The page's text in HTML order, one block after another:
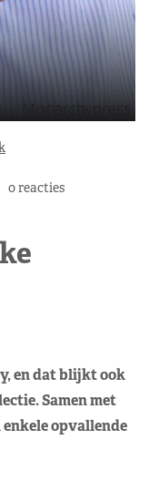
0 reacties
en dat blijkt ook
Samen met
opvallende